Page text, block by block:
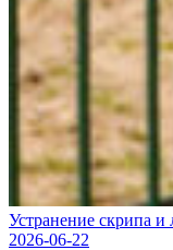
Устранение скрипа и
2026-06-22